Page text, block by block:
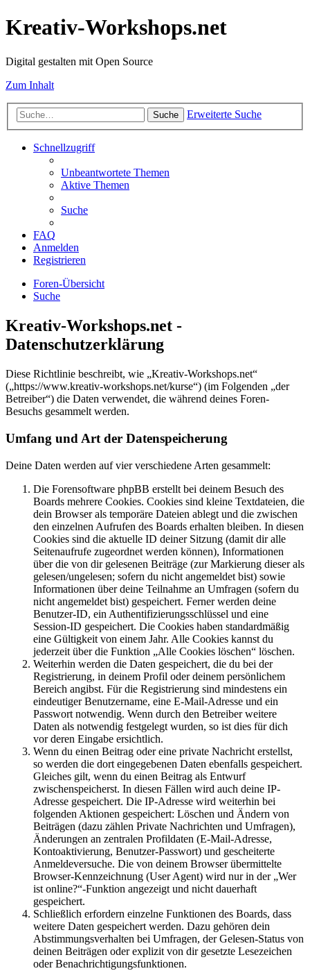
Kreativ-Workshops.net
Digital gestalten mit Open Source
Zum Inhalt
Suche Erweiterte Suche
Schnellzugriff
Unbeantwortete Themen
Aktive Themen
Suche
FAQ
Anmelden
Registrieren
Foren-Übersicht
Suche
Kreativ-Workshops.net -
Datenschutzerklärung
Diese Richtlinie beschreibt, wie „Kreativ-Workshops.net“
(„https://www.kreativ-workshops.net/kurse“) (im Folgenden „der
Betreiber“) die Daten verwendet, die während deines Foren-
Besuchs gesammelt werden.
Umfang und Art der Datenspeicherung
Deine Daten werden auf vier verschiedene Arten gesammelt:
Die Forensoftware phpBB erstellt bei deinem Besuch des
Boards mehrere Cookies. Cookies sind kleine Textdateien, die
dein Browser als temporäre Dateien ablegt und die zwischen
den einzelnen Aufrufen des Boards erhalten bleiben. In diesen
Cookies sind die aktuelle ID deiner Sitzung (damit dir alle
Seitenaufrufe zugeordnet werden können), Informationen
über die von dir gelesenen Beiträge (zur Markierung dieser als
gelesen/ungelesen; sofern du nicht angemeldet bist) sowie
Informationen über deine Teilnahme an Umfragen (sofern du
nicht angemeldet bist) gespeichert. Ferner werden deine
Benutzer-ID, ein Authentifizierungsschlüssel und eine
Session-ID gespeichert. Die Cookies haben standardmäßig
eine Gültigkeit von einem Jahr. Alle Cookies kannst du
jederzeit über die Funktion „Alle Cookies löschen“ löschen.
Weiterhin werden die Daten gespeichert, die du bei der
Registrierung, in deinem Profil oder deinem persönlichem
Bereich angibst. Für die Registrierung sind mindestens ein
eindeutiger Benutzername, eine E-Mail-Adresse und ein
Passwort notwendig. Wenn durch den Betreiber weitere
Daten als notwendig festgelegt wurden, so ist dies für dich
vor deren Eingabe ersichtlich.
Wenn du einen Beitrag oder eine private Nachricht erstellst,
so werden die dort eingegebenen Daten ebenfalls gespeichert.
Gleiches gilt, wenn du einen Beitrag als Entwurf
zwischenspeicherst. In diesen Fällen wird auch deine IP-
Adresse gespeichert. Die IP-Adresse wird weiterhin bei
folgenden Aktionen gespeichert: Löschen und Ändern von
Beiträgen (dazu zählen Private Nachrichten und Umfragen),
Änderungen an zentralen Profildaten (E-Mail-Adresse,
Kontoaktivierung, Benutzer-Passwort) und gescheiterte
Anmeldeversuche. Die von deinem Browser übermittelte
Browser-Kennzeichnung (User Agent) wird nur in der „Wer
ist online?“-Funktion angezeigt und nicht dauerhaft
gespeichert.
Schließlich erfordern einzelne Funktionen des Boards, dass
weitere Daten gespeichert werden. Dazu gehören dein
Abstimmungsverhalten bei Umfragen, der Gelesen-Status von
deinen Beiträgen oder explizit von dir gesetzte Lesezeichen
oder Benachrichtigungsfunktionen.